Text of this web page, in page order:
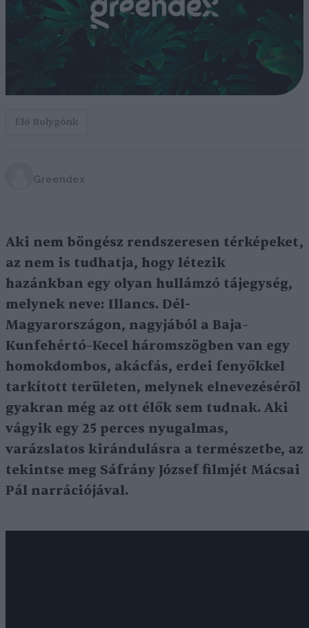
Élő Bolygónk
Greendex
Aki nem böngész rendszeresen térképeket,
az nem is tudhatja, hogy létezik
hazánkban egy olyan hullámzó tájegység,
melynek neve: Illancs. Dél-
Magyarországon, nagyjából a Baja–
Kunfehértó–Kecel háromszögben van egy
homokdombos, akácfás, erdei fenyőkkel
tarkított területen, melynek elnevezéséről
gyakran még az ott élők sem tudnak. Aki
vágyik egy 25 perces nyugalmas,
varázslatos kirándulásra a természetbe, az
tekintse meg Sáfrány József filmjét Mácsai
Pál narrációjával.